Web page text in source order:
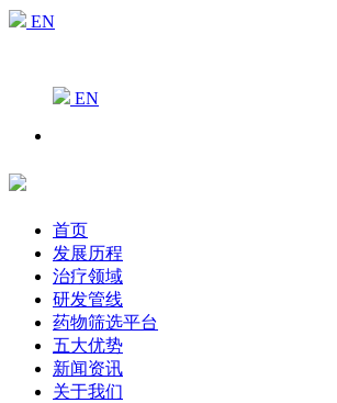
EN
EN
首页
发展历程
治疗领域
研发管线
药物筛选平台
五大优势
新闻资讯
关于我们